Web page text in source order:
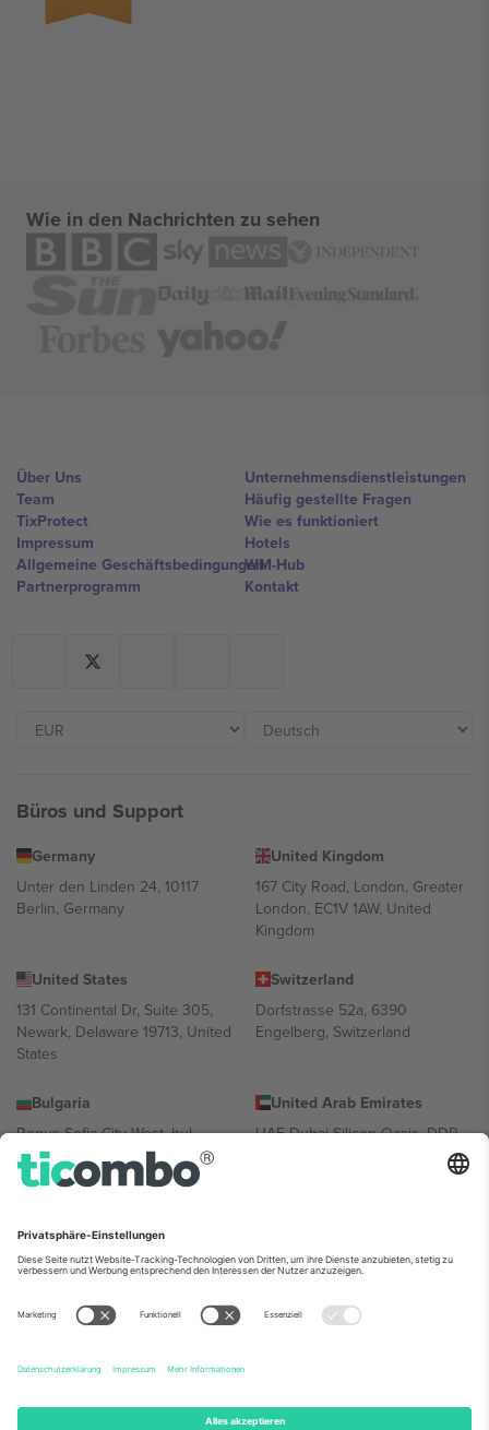
Wie in den Nachrichten zu sehen
Über Uns
Team
TixProtect
Impressum
Allgemeine Geschäftsbedingungen
Partnerprogramm
Unternehmensdienstleistungen
Häufig gestellte Fragen
Wie es funktioniert
Hotels
WM-Hub
Kontakt
Büros und Support
Germany
Unter den Linden 24, 10117
Berlin, Germany
United Kingdom
167 City Road, London, Greater
London, EC1V 1AW, United
Kingdom
United States
131 Continental Dr, Suite 305,
Newark, Delaware 19713, United
States
Switzerland
Dorfstrasse 52a, 6390
Engelberg, Switzerland
Bulgaria
Regus Sofia City West, bul
Totleben 53-55, 1606 Sofia,
Bulgaria
United Arab Emirates
UAE Dubai Silicon Oasis, DDP
Building A1, Office 302, Dubai,
Mexico
Av Chapultepec 360, Roma
Norte, Cuauhtémoc, 06700
Ciudad de México, CDMX,
Mexico
Die juristische Person des Plattformanbieters kann je nach
Informationen finden Sie auf der jeweiligen Veranstaltungsseite, im